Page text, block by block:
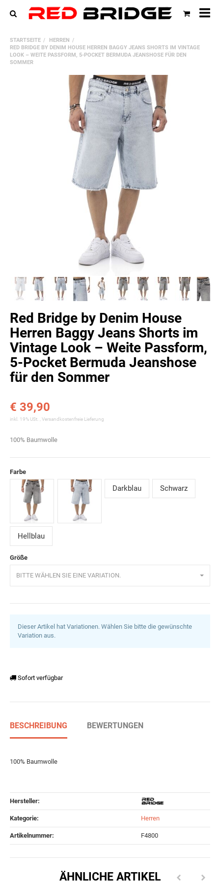
STARTSEITE
HERREN
RED BRIDGE BY DENIM HOUSE HERREN BAGGY JEANS SHORTS IM VINTAGE
LOOK – WEITE PASSFORM, 5-POCKET BERMUDA JEANSHOSE FÜR DEN
SOMMER
Red Bridge by Denim House
Herren Baggy Jeans Shorts im
Vintage Look – Weite Passform,
5-Pocket Bermuda Jeanshose
für den Sommer
€ 39,90
inkl. 19% USt. , Versandkostenfreie Lieferung
100% Baumwolle
Farbe
Anthracite
Darkblau Schwarz
Hellblau
Größe
BITTE WÄHLEN SIE EINE VARIATION.
Dieser Artikel hat Variationen. Wählen Sie bitte die gewünschte
Variation aus.
Sofort verfügbar
BESCHREIBUNG BEWERTUNGEN
100% Baumwolle
Hersteller:
Kategorie: Herren
Artikelnummer: F4800
ÄHNLICHE ARTIKEL